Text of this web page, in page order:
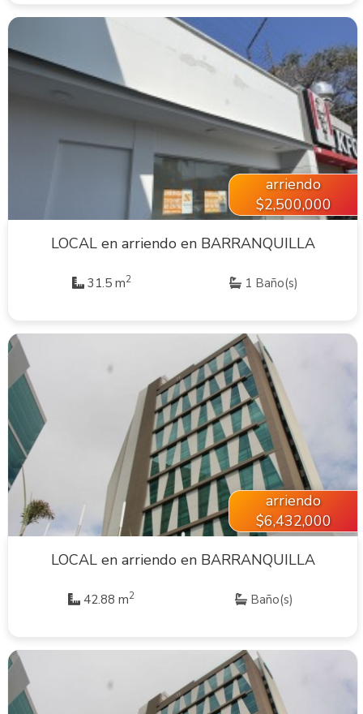
VER INMUEBLE
arriendo
$2,500,000
LOCAL en arriendo en BARRANQUILLA
31.5 m2 1 Baño(s)
VER INMUEBLE
arriendo
$6,432,000
LOCAL en arriendo en BARRANQUILLA
42.88 m2 Baño(s)